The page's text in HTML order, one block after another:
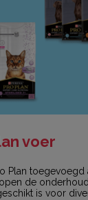
voer
Plan toegevoegd
de
is voor